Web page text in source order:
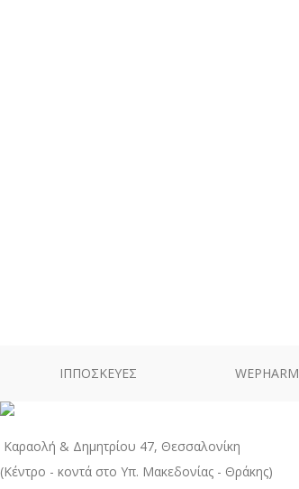
ΙΠΠΟΣΚΕΥΕΣ WEPHARM
Καραολή & Δημητρίου 47, Θεσσαλονίκη
(Kέντρο - κοντά στο Yπ. Μακεδονίας - Θράκης)